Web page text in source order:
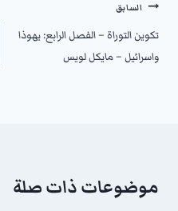
السابق
تكوين التوراة – الفصل الرابع: يهوذا
واسرائيل – مايكل لويس
موضوعات ذات صلة